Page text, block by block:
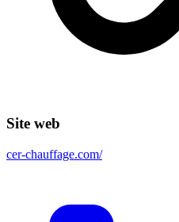
Site web
cer-chauffage.com/